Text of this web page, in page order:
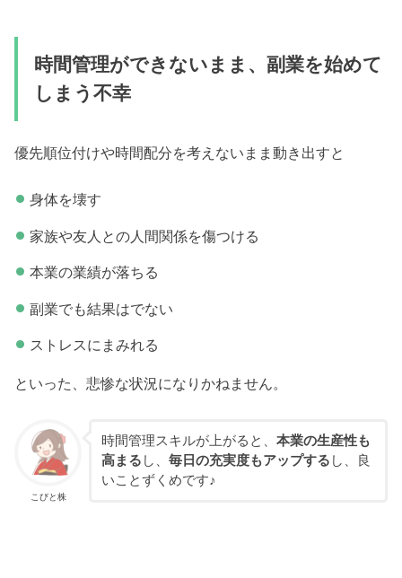
時間管理ができないまま、副業を始めて
しまう不幸
優先順位付けや時間配分を考えないまま動き出すと
身体を壊す
家族や友人との人間関係を傷つける
本業の業績が落ちる
副業でも結果はでない
ストレスにまみれる
といった、悲惨な状況になりかねません。
こびと株
時間管理スキルが上がると、 本業の生産性も
高まる し、 毎日の充実度もアップする し、良
いことずくめです♪